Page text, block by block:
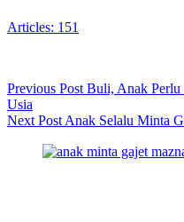
Articles: 151
Previous Post Buli, Anak Perlu
Usia
Next Post Anak Selalu Minta